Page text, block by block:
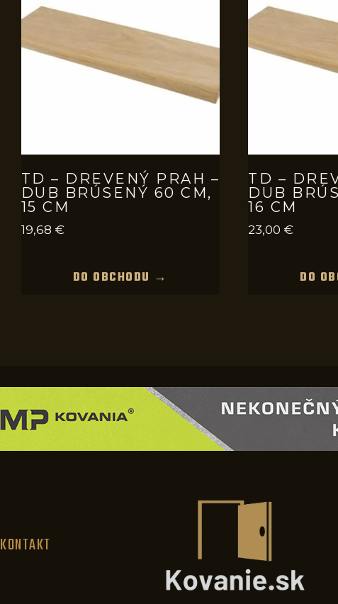
TD – DREVENÝ PRAH –
DUB BRÚSENÝ 60 CM,
15 CM
19,68 €
DO OBCHODU →
TD –
DUB
16 CM
23,00 €
DO
KONTAKT